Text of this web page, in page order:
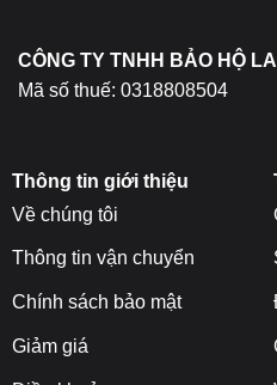
CÔNG TY TNHH BẢO HỘ
Mã số thuế: 0318808504
Thông tin giới thiệu
Về chúng tôi
Thông tin vận chuyển
Chính sách bảo mật
Giảm giá